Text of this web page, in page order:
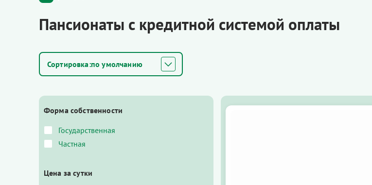
Пансионаты с кредитной системой оплаты
по умолчанию
Форма собственности
Государственная
Частная
Цена за сутки